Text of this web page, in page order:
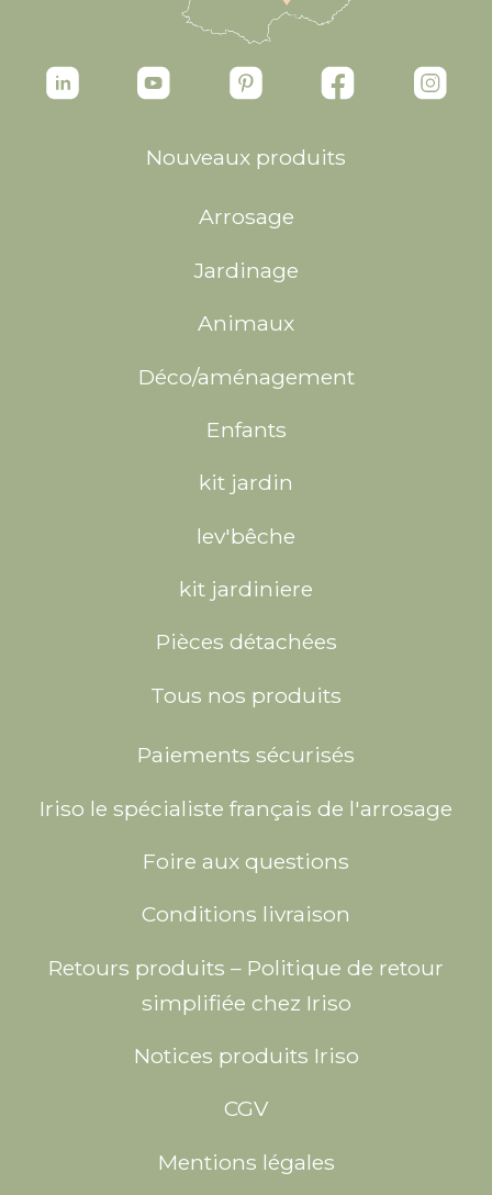
Nouveaux produits
Arrosage
Jardinage
Animaux
Déco/aménagement
Enfants
kit jardin
lev'bêche
kit jardiniere
Pièces détachées
Tous nos produits
Paiements sécurisés
Iriso le spécialiste français de l'arrosage
Foire aux questions
Conditions livraison
Retours produits – Politique de retour
simplifiée chez Iriso
Notices produits Iriso
CGV
Mentions légales